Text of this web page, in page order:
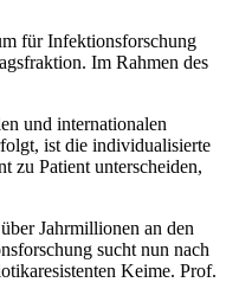
für Infektionsforschung
Im Rahmen des
und internationalen
ist die individualisierte
zu Patient unterscheiden,
Jahrmillionen an den
sucht nun nach
Keime. Prof.